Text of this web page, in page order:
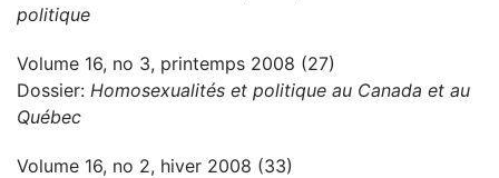
politique
Volume 16, no 3, printemps 2008 (27)
Dossier: Homosexualités et politique au Canada et au
Québec
Volume 16, no 2, hiver 2008 (33)